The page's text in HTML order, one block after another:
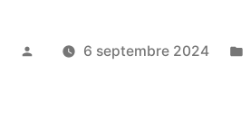
Publié 6 septembre 2024